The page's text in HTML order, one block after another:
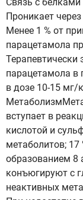
Проникает
Менее 1 % от
парацетамола
парацетамола в
в дозе 10-15 мг/
вступает в
кислотой и
метаболитов; 17
образованием 8
конъюгируют с
неактивных